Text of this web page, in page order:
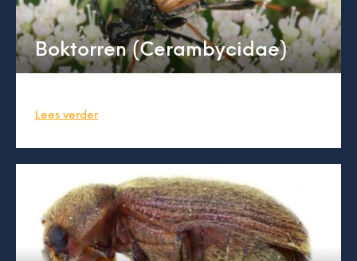
Boktorren (Cerambycidae)
Lees verder